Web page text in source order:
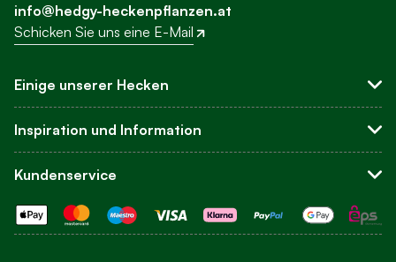
info@hedgy-heckenpflanzen.at
Schicken Sie uns eine E-Mail
Einige unserer Hecken
Buchsbaum-Ersatz
Hortensien
Andere Hecken
Inspiration und Information
Blog
Inspiration
Ihre Hecke einpflanzen
Kundenservice
Kundenservice und FAQ
Kontakt